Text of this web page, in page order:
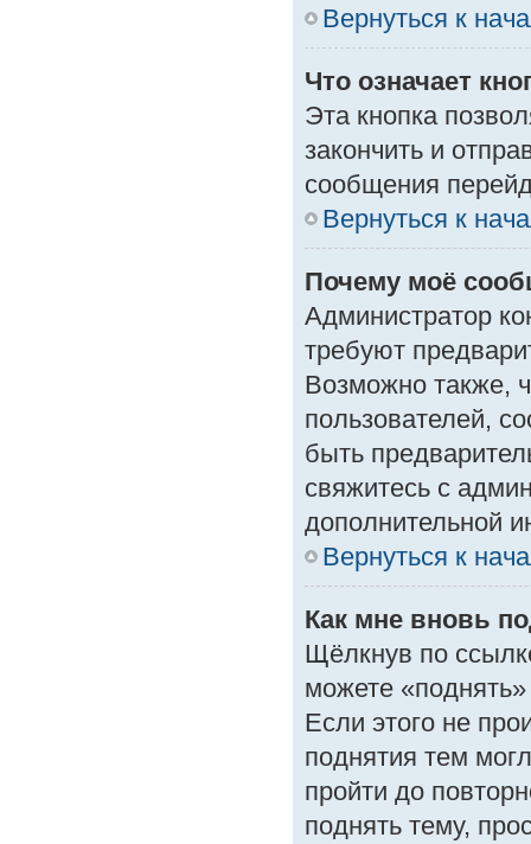
Вернуться к
Что означает
Эта кнопка
закончить и
сообщения
Вернуться к
Почему моё
Администратор
требуют
Возможно также,
пользователей,
быть
свяжитесь с
дополнительной
Вернуться к
Как мне вновь
Щёлкнув по
можете
Если этого не
поднятия тем
пройти до
поднять тему,